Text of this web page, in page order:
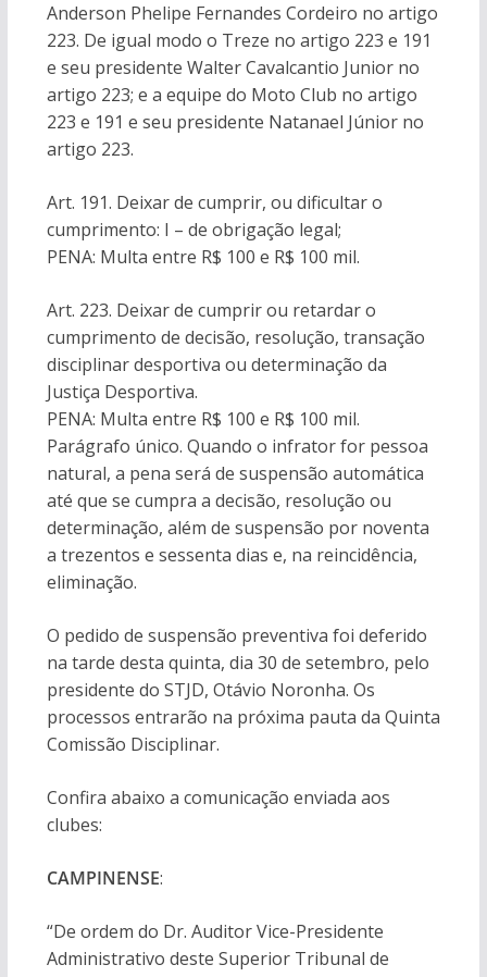
Anderson Phelipe Fernandes Cordeiro no artigo
223. De igual modo o Treze no artigo 223 e 191
e seu presidente Walter Cavalcantio Junior no
artigo 223; e a equipe do Moto Club no artigo
223 e 191 e seu presidente Natanael Júnior no
artigo 223.
Art. 191. Deixar de cumprir, ou dificultar o
cumprimento: I – de obrigação legal;
PENA: Multa entre R$ 100 e R$ 100 mil.
Art. 223. Deixar de cumprir ou retardar o
cumprimento de decisão, resolução, transação
disciplinar desportiva ou determinação da
Justiça Desportiva.
PENA: Multa entre R$ 100 e R$ 100 mil.
Parágrafo único. Quando o infrator for pessoa
natural, a pena será de suspensão automática
até que se cumpra a decisão, resolução ou
determinação, além de suspensão por noventa
a trezentos e sessenta dias e, na reincidência,
eliminação.
O pedido de suspensão preventiva foi deferido
na tarde desta quinta, dia 30 de setembro, pelo
presidente do STJD, Otávio Noronha. Os
processos entrarão na próxima pauta da Quinta
Comissão Disciplinar.
Confira abaixo a comunicação enviada aos
clubes:
CAMPINENSE:
“De ordem do Dr. Auditor Vice-Presidente
Administrativo deste Superior Tribunal de